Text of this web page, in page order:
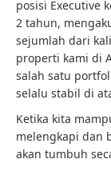
posisi Executive
2 tahun,
sejumlah dari
properti kami di
salah satu
selalu stabil di
Ketika kita
melengkapi dan
akan tumbuh